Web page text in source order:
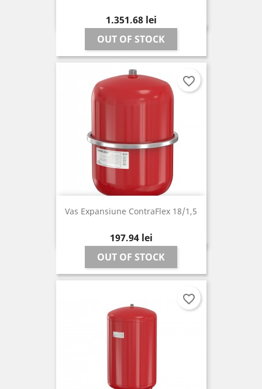
Pret
1.351,68 lei
OUT OF STOCK
Vas Expansiune ContraFlex 18/1,5
Pret
197,94 lei
OUT OF STOCK
favorite_border
favorite_border